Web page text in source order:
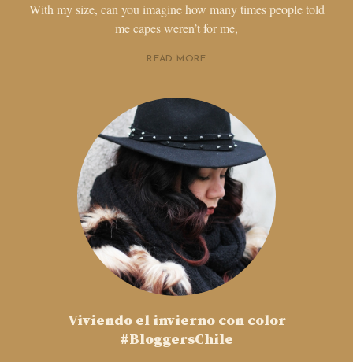
With my size, can you imagine how many times people told
me capes weren’t for me,
READ MORE
Viviendo el invierno con color
#BloggersChile